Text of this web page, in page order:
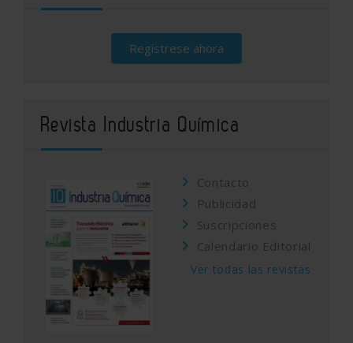
Regístrese ahora
Revista Industria Química
Contacto
Publicidad
Suscripciones
Calendario Editorial
Ver todas las revistas